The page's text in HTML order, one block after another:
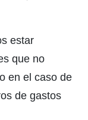
estar
que no
en el caso de
de gastos